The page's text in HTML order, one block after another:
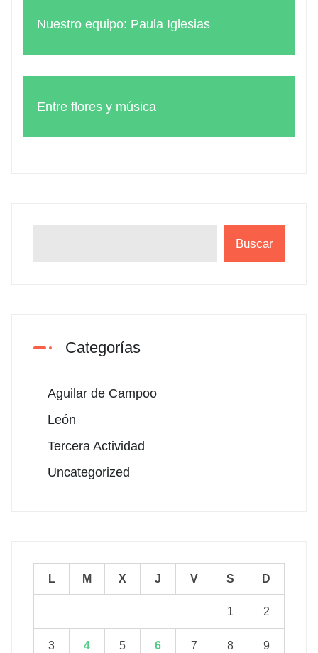
Nuestro equipo: Paula Iglesias
Entre flores y música
Buscar
Categorías
Aguilar de Campoo
León
Tercera Actividad
Uncategorized
L M X J V S D
1 2
3 4 5 6 7 8 9